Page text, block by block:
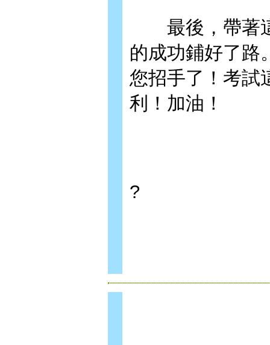
最後，帶著這
的成功鋪好了路
您招手了！考試
利！加油！
?